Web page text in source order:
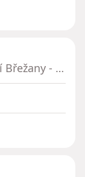
Za Sídlištěm, Dolní Břežany - Dolní Břežany, Středočeský kraj